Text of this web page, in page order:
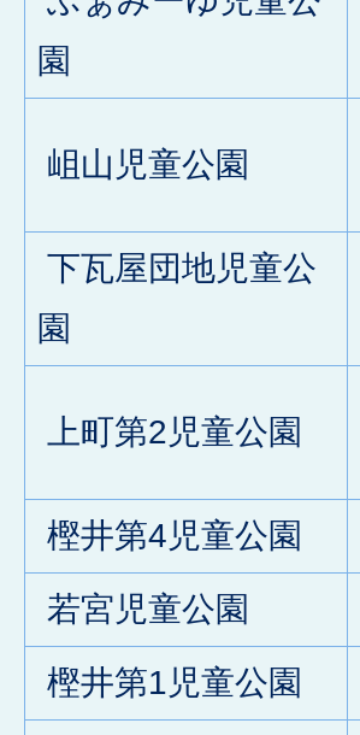
園
岨山児童公園
下瓦屋団地児童公
園
上町第2児童公園
樫井第4児童公園
若宮児童公園
樫井第1児童公園